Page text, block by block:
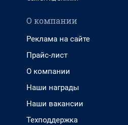
О компании
Реклама на сайте
Прайс-лист
О компании
Наши награды
Наши вакансии
Техподдержка